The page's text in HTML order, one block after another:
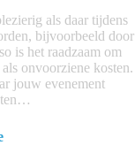
als daar tijdens
bijvoorbeeld door
is het raadzaam om
onvoorziene kosten.
jouw evenement